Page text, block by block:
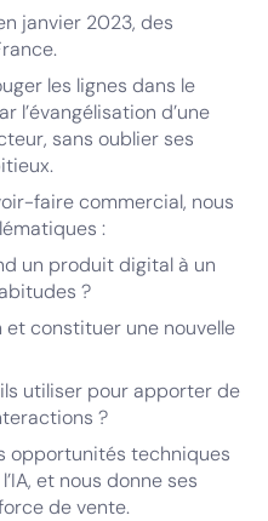
janvier 2023, des
les lignes dans le
l’évangélisation d’une
sans oublier ses
faire commercial, nous
:
un produit digital à un
?
constituer une nouvelle
utiliser pour apporter de
?
opportunités techniques
et nous donne ses
de vente.